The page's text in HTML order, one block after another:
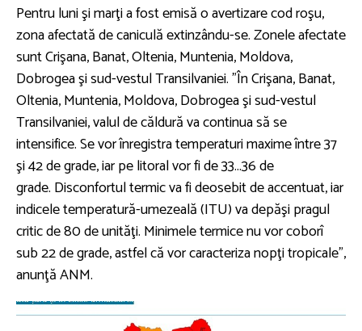
Pentru luni şi marţi a fost emisă o avertizare cod roşu,
zona afectată de caniculă extinzându-se. Zonele afectate
sunt Crişana, Banat, Oltenia, Muntenia, Moldova,
Dobrogea şi sud-vestul Transilvaniei. ”În Crişana, Banat,
Oltenia, Muntenia, Moldova, Dobrogea şi sud-vestul
Transilvaniei, valul de căldură va continua să se
intensifice. Se vor înregistra temperaturi maxime între 37
şi 42 de grade, iar pe litoral vor fi de 33...36 de
grade. Disconfortul termic va fi deosebit de accentuat, iar
indicele temperatură-umezeală (ITU) va depăşi pragul
critic de 80 de unităţi. Minimele termice nu vor coborî
sub 22 de grade, astfel că vor caracteriza nopţi tropicale”,
anunţă ANM.